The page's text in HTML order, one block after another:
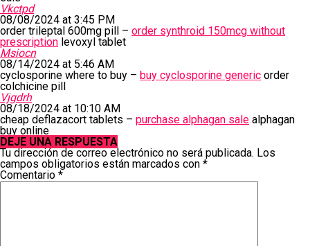
Vkctpd
08/08/2024 at 3:45 PM
order trileptal 600mg pill – order synthroid 150mcg without
prescription levoxyl tablet
Msiocn
08/14/2024 at 5:46 AM
cyclosporine where to buy – buy cyclosporine generic order
colchicine pill
Vjgdrh
08/18/2024 at 10:10 AM
cheap deflazacort tablets – purchase alphagan sale alphagan
buy online
DEJE UNA RESPUESTA
Tu dirección de correo electrónico no será publicada. Los
campos obligatorios están marcados con *
Comentario *